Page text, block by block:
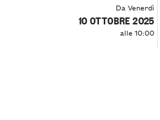
Da Venerdì
10 OTTOBRE 2025
alle 10:00